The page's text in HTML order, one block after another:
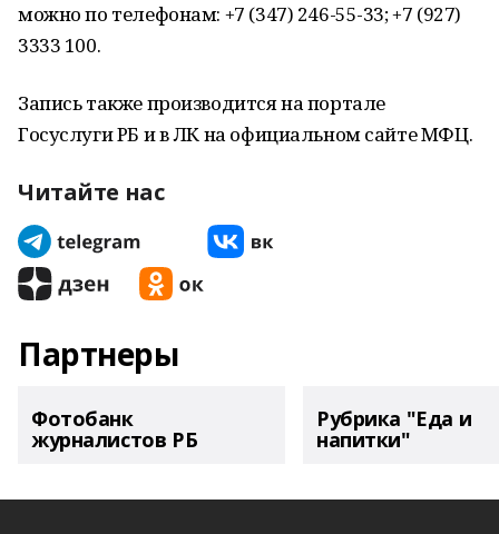
можно по телефонам: +7 (347) 246-55-33; +7 (927)
3333 100.
Запись также производится на портале
Госуслуги РБ и в ЛК на официальном сайте МФЦ.
Читайте нас
Партнеры
Фотобанк
журналистов РБ
Рубрика "Еда и
напитки"